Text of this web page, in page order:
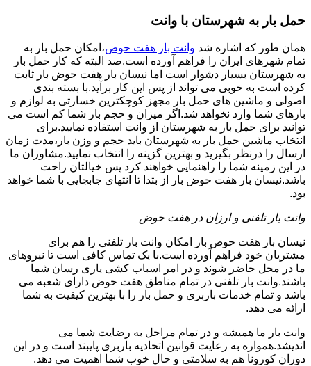
حمل بار به شهرستان با وانت
همان طور که اشاره شد وانت بار هفت حوض،امکان حمل بار به
تمام شهرهای ایران را فراهم آورده است.صد البته که کار حمل بار
به شهرستان بسیار دشوار است اما نیسان بار هفت حوض بار ثابت
کرده است به خوبی می تواند از پس این کار برآید.با بسته بندی
اصولی و ماشین های حمل بار مجهز کوچکترین خسارتی به لوازم و
بارهای شما وارد نخواهد شد.اگر میزان و حجم بار شما کم است می
توانید برای حمل بار به شهرستان از وانت استفاده نمایید.برای
انتخاب ماشین حمل بار به شهرستان باید حجم و وزن بار،مدت زمان
ارسال را درنظر بگیرید و بهترین گزینه را انتخاب نمایید.مشاوران ما
در این زمینه شما را راهنمایی خواهند کرد پس خیالتان راحت
باشد.نیسان بار هفت حوض بار از بتدا تا انتهای جابجایی با شما خواهد
بود.
وانت بار تلفنی و ارزان در هفت حوض
نیسان بار هفت حوض بار امکان وانت بار تلفنی را هم برای
مشتریان خود فراهم آورده است.با یک تماس کافی است تا نیروهای
ما در محل حاضر شوند و در امر اسباب کشی یاری رسان شما
باشند.وانت بار تلفنی در تمام مناطق هفت حوض دارای شعبه می
باشد و تمام خدمات باربری و حمل بار را با بهترین کیفیت به شما
ارائه می دهد.
وانت بار ما همیشه و در تمام مراحل به رضایت شما می
اندیشد.همواره به رعایت قوانین اتحادیه باربری پایبند است و در این
دوران کورونا هم به سلامتی و حال خوب شما اهمیت می دهد.